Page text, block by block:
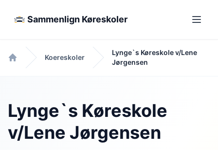
Sammenlign Køreskoler
Forside
Koereskoler
Lynge`s Køreskole v/Lene
Jørgensen
Lynge`s Køreskole
v/Lene Jørgensen